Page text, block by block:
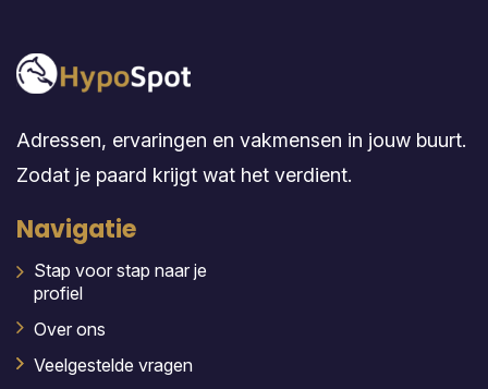
Adressen, ervaringen en vakmensen in jouw buurt.
Zodat je paard krijgt wat het verdient.
Navigatie
Stap voor stap naar je
profiel
Over ons
Veelgestelde vragen